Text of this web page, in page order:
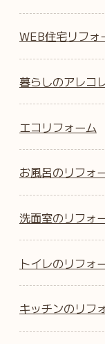
WEB住宅リフ
暮らしのアレコ
エコリフォーム
お風呂のリフォ
洗面室のリフォ
トイレのリフォ
キッチンのリフ